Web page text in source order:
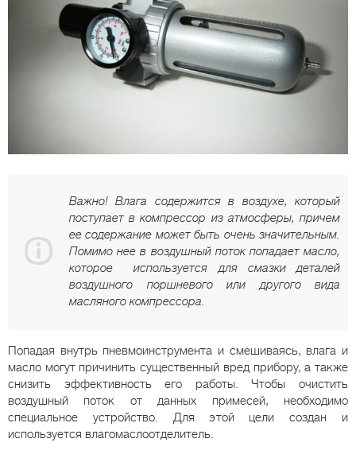
Важно! Влага содержится в воздухе, который
поступает в компрессор из атмосферы, причем
ее содержание может быть очень значительным.
Помимо нее в воздушный поток попадает масло,
которое используется для смазки деталей
воздушного поршневого или другого вида
масляного компрессора.
Попадая внутрь пневмоинструмента и смешиваясь, влага и
масло могут причинить существенный вред прибору, а также
снизить эффективность его работы. Чтобы очистить
воздушный поток от данных примесей, необходимо
специальное устройство. Для этой цели создан и
используется влагомаслоотделитель.